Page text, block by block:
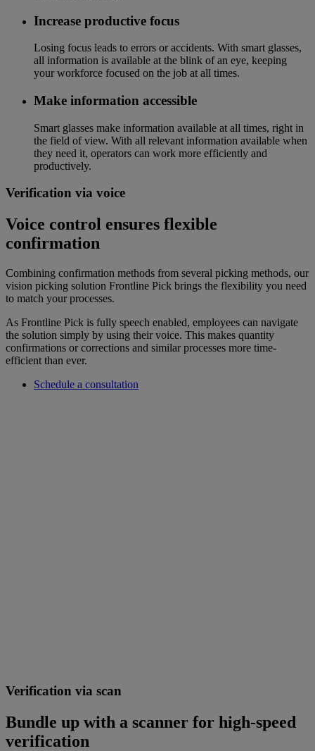
Increase productive focus
Losing focus leads to errors or accidents. With smart glasses,
all information is available at the blink of an eye, keeping
your workforce focused on the job at all times.
Make information accessible
Smart glasses make information available at all times, right in
the field of view. With all relevant information available when
they need it, operators can work more efficiently and
productively.
Verification via voice
Voice control ensures flexible
confirmation
Combining confirmation methods from several picking methods, our
vision picking solution Frontline Pick brings the flexibility you need
to match your processes.
As Frontline Pick is fully speech enabled, employees can navigate
the solution simply by using their voice. This makes quantity
confirmations or corrections and similar processes more time-
efficient than ever.
Schedule a consultation
Verification via scan
Bundle up with a scanner for high-speed
verification